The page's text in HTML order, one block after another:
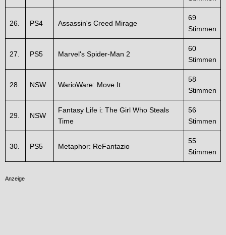
26. PS4 Assassin's Creed Mirage
69
Stimmen
27. PS5 Marvel's Spider-Man 2
60
Stimmen
28. NSW WarioWare: Move It
58
Stimmen
29. NSW
Fantasy Life i: The Girl Who Steals
Time
56
Stimmen
30. PS5 Metaphor: ReFantazio
55
Stimmen
Anzeige